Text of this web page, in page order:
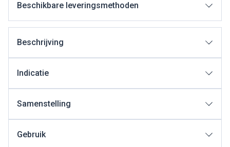
Beschikbare leveringsmethoden
Beschrijving
Indicatie
Samenstelling
Gebruik